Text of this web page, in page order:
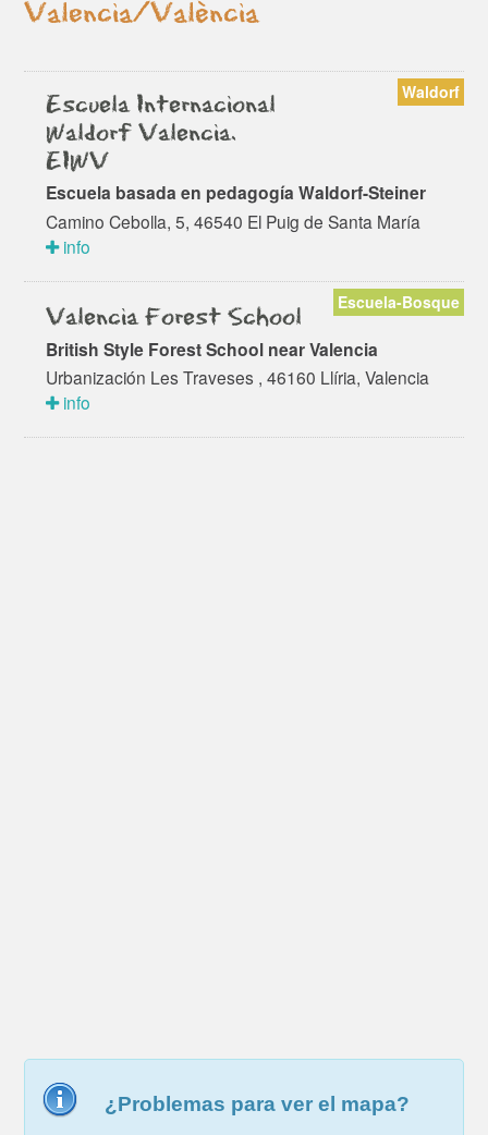
Valencia/València
Escuela Internacional
Waldorf Valencia.
EIWV
Waldorf
Escuela basada en pedagogía Waldorf-Steiner
Camino Cebolla, 5, 46540 El Puig de Santa María
info
Valencia Forest School
Escuela-Bosque
British Style Forest School near Valencia
Urbanización Les Traveses , 46160 Llíria, Valencia
info
¿Problemas para ver el mapa?